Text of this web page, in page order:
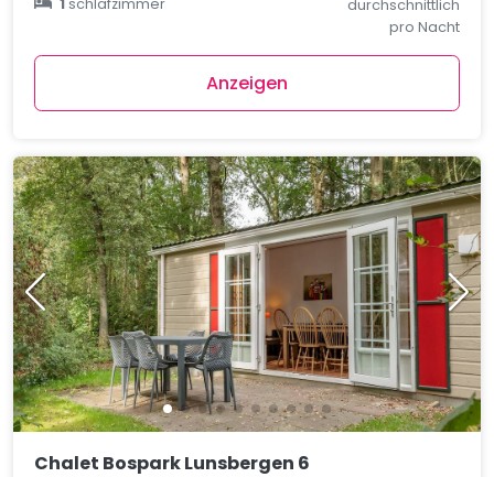
1schlafzimmer
durchschnittlich
pro Nacht
Anzeigen
Chalet Bospark Lunsbergen 6